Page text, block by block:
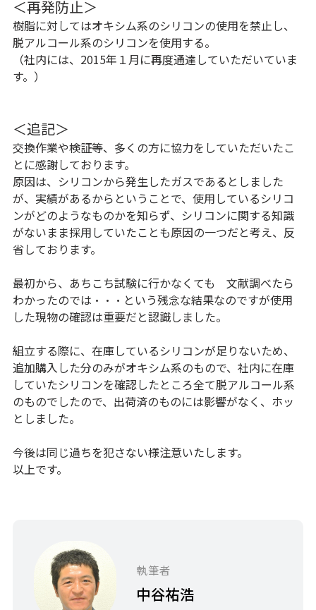
＜再発防止＞
樹脂に対してはオキシム系のシリコンの使用を禁止し、
脱アルコール系のシリコンを使用する。
（社内には、2015年１月に再度通達していただいていま
す。）
＜追記＞
交換作業や検証等、多くの方に協力をしていただいたこ
とに感謝しております。
原因は、シリコンから発生したガスであるとしました
が、実績があるからということで、使用しているシリコ
ンがどのようなものかを知らず、シリコンに関する知識
がないまま採用していたことも原因の一つだと考え、反
省しております。
最初から、あちこち試験に行かなくても 文献調べたら
わかったのでは・・・という残念な結果なのですが使用
した現物の確認は重要だと認識しました。
組立する際に、在庫しているシリコンが足りないため、
追加購入した分のみがオキシム系のもので、社内に在庫
していたシリコンを確認したところ全て脱アルコール系
のものでしたので、出荷済のものには影響がなく、ホッ
としました。
今後は同じ過ちを犯さない様注意いたします。
以上です。
執筆者
中谷祐浩